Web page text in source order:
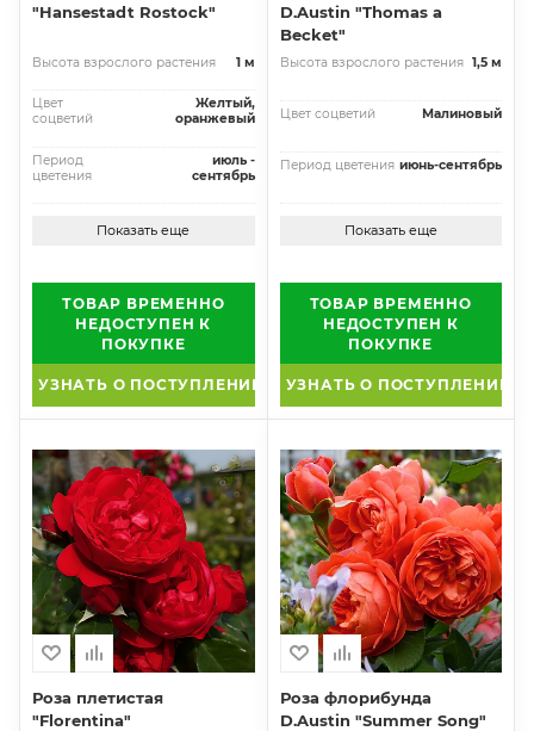
"Hansestadt Rostock"
Высота взрослого растения 1 м
Цвет
соцветий
Желтый,
оранжевый
Период
цветения
июль -
сентябрь
Показать еще
ТОВАР ВРЕМЕННО
НЕДОСТУПЕН К
ПОКУПКЕ
УЗНАТЬ О ПОСТУПЛЕНИИ
D.Austin "Thomas a
Becket"
Высота взрослого растения 1,5 м
Цвет соцветий Малиновый
Период цветения июнь-сентябрь
Показать еще
ТОВАР ВРЕМЕННО
НЕДОСТУПЕН К
ПОКУПКЕ
УЗНАТЬ О ПОСТУПЛЕНИИ
Роза плетистая
"Florentina"
Роза флорибунда
D.Austin "Summer Song"